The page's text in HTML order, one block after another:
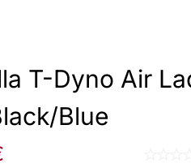
T-Dyno Air
Blue